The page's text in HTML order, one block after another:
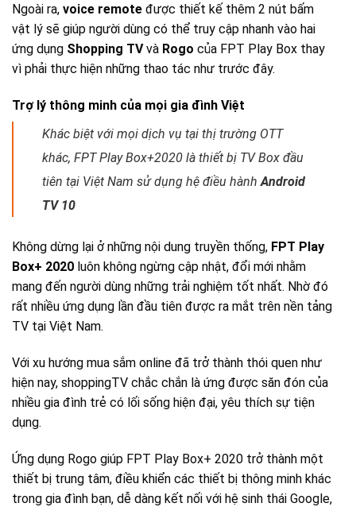
Ngoài ra, voice remote được thiết kế thêm 2 nút bấm
vật lý sẽ giúp người dùng có thể truy cập nhanh vào hai
ứng dụng Shopping TVvà Rogo của FPT Play Box thay
vì phải thực hiện những thao tác như trước đây.
Trợ lý thông minh của mọi gia đình Việt
Khác biệt với mọi dịch vụ tại thị trường OTT
khác, FPT Play Box+2020 là thiết bị TV Box đầu
tiên tại Việt Nam sử dụng hệ điều hànhAndroid
TV 10
Không dừng lại ở những nội dung truyền thống, FPT Play
Box+ 2020 luôn không ngừng cập nhật, đổi mới nhằm
mang đến người dùng những trải nghiệm tốt nhất. Nhờ đó
rất nhiều ứng dụng lần đầu tiên được ra mắt trên nền tảng
TV tại Việt Nam.
Với xu hướng mua sắm online đã trở thành thói quen như
hiện nay, shoppingTV chắc chắn là ứng được săn đón của
nhiều gia đình trẻ có lối sống hiện đại, yêu thích sự tiện
dụng.
Ứng dụng Rogo giúp FPT Play Box+ 2020 trở thành một
thiết bị trung tâm, điều khiển các thiết bị thông minh khác
trong gia đình bạn, dễ dàng kết nối với hệ sinh thái Google,